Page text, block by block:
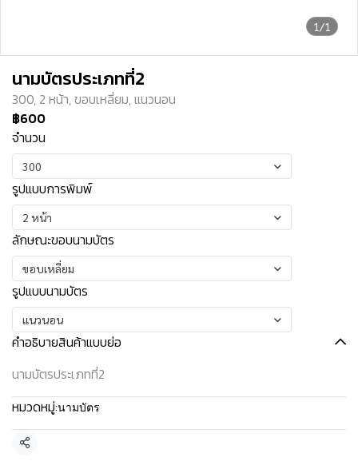
1/1
นามบัตรประเภทที่2
300, 2 หน้า, ขอบเหลี่ยม, แนวนอน
฿600
จำนวน
300
รูปแบบการพิมพ์
2 หน้า
ลักษณะขอบนามบัตร
ขอบเหลี่ยม
รูปแบบนามบัตร
แนวนอน
คำอธิบายสินค้าแบบย่อ
นามบัตรประเภทที่2
หมวดหมู่:นามบัตร
แชร์